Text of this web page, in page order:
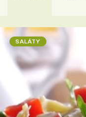
SALÁTY